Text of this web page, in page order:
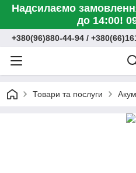
Надсилаємо
до 14:00!
+380(96)880-44-94 /
Товари та послуги